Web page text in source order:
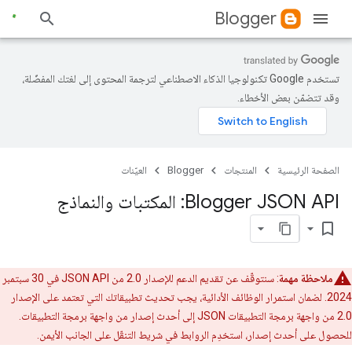
Blogger
تستخدم Google تكنولوجيا الذكاء الاصطناعي لترجمة المحتوى إلى لغتك المفضّلة،
وقد تتضمّن بعض الأخطاء.
الصفحة الرئيسية المنتجات Blogger العيّنات
Blogger JSON API: المكتبات والنماذج
bookmark_border
ملاحظة مهمة
: سنتوقّف عن تقديم الدعم للإصدار 2.0 من JSON API في 30 سبتمبر
2024. لضمان استمرار الوظائف الأدائية، يجب تحديث تطبيقاتك التي تعتمد على الإصدار
2.0 من واجهة برمجة التطبيقات JSON إلى أحدث إصدار من واجهة برمجة التطبيقات.
للحصول على أحدث إصدار، استخدِم الروابط في شريط التنقّل على الجانب الأيمن.